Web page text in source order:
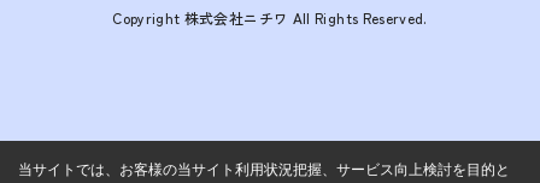
Copyright 株式会社ニチワ All Rights Reserved.
当サイトでは、お客様の当サイト利用状況把握、サービス向上検討を目的と